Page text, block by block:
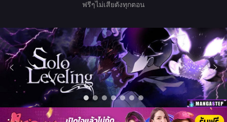
ฟรีๆไม่เสียตังทุกตอน